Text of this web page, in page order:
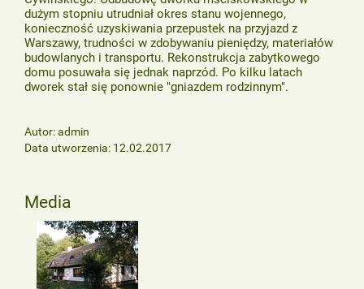
dużym stopniu utrudniał okres stanu wojennego,
konieczność uzyskiwania przepustek na przyjazd z
Warszawy, trudności w zdobywaniu pieniędzy, materiałów
budowlanych i transportu. Rekonstrukcja zabytkowego
domu posuwała się jednak naprzód. Po kilku latach
dworek stał się ponownie "gniazdem rodzinnym".
Autor: admin
Data utworzenia: 12.02.2017
Media